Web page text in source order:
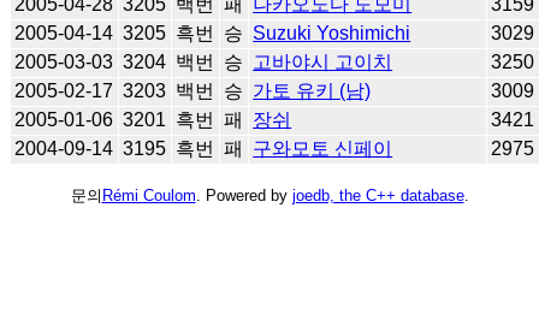
2005-04-14 3205 흑번 승 Suzuki Yoshimichi
3029
2005-03-03 3204 백번 승 고바야시 고이치
3250
2005-02-17 3203 백번 승 가토 유키 (남)
3009
2005-01-06 3201 흑번 패 장쉬
3421
2004-09-14 3195 흑번 패 구와모토 신페이 2975
문의 Rémi Coulom . Powered by joedb, the C++ database.